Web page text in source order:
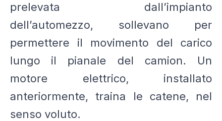
prelevata dall’impianto
dell’automezzo, sollevano per
permettere il movimento del carico
lungo il pianale del camion. Un
motore elettrico, installato
anteriormente, traina le catene, nel
senso voluto.